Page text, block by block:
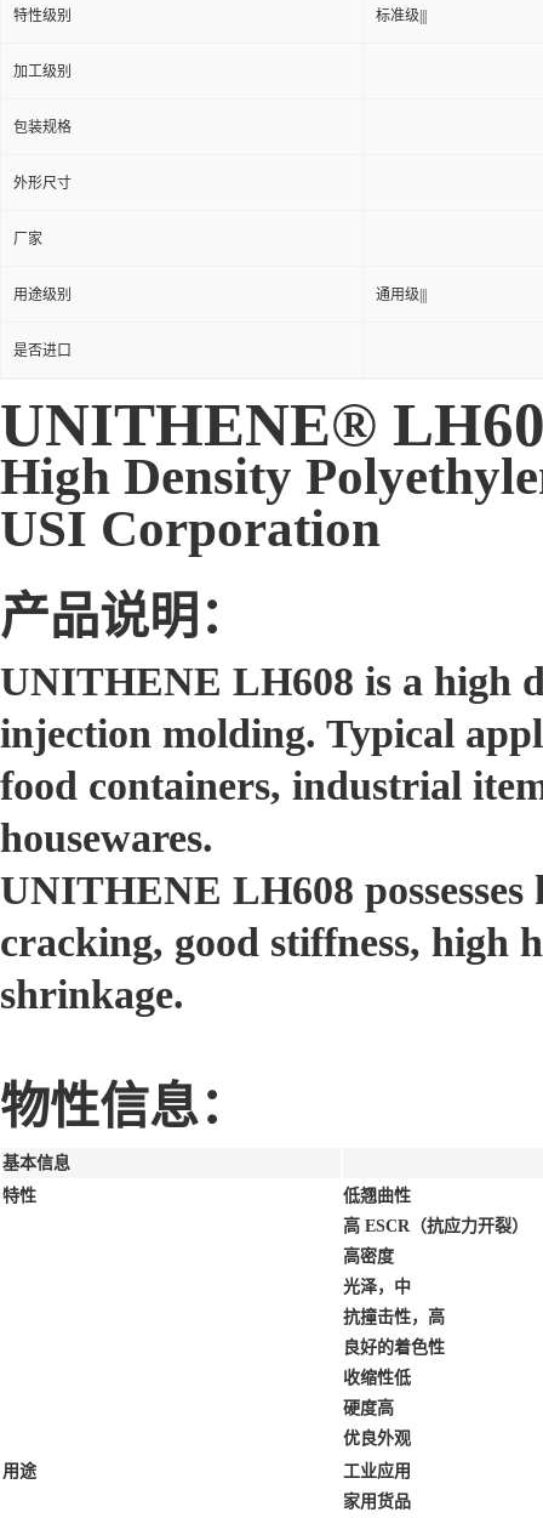
特性级别 标准级|||
加工级别
包装规格
外形尺寸
厂家
用途级别 通用级|||
是否进口
UNITHENE®
High Density
USI Corporation
产品说明：
UNITHENE LH608 is a high
injection molding. Typical
food containers, industrial
housewares.
UNITHENE LH608 possesses
cracking, good stiffness, high
shrinkage.
物性信息：
基本信息
特性
低翘曲性
高 ESCR（抗应力开裂）
高密度
光泽，中
抗撞击性，高
良好的着色性
收缩性低
硬度高
优良外观
用途
工业应用
家用货品